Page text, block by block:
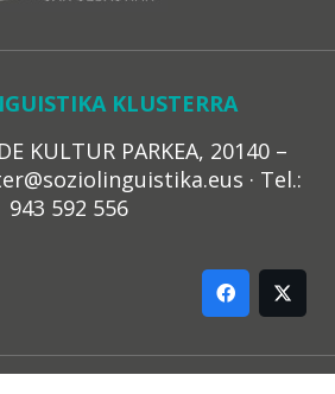
KLUSTERRA
KULTUR PARKEA, 20140 –
· Tel.:
943 592 556